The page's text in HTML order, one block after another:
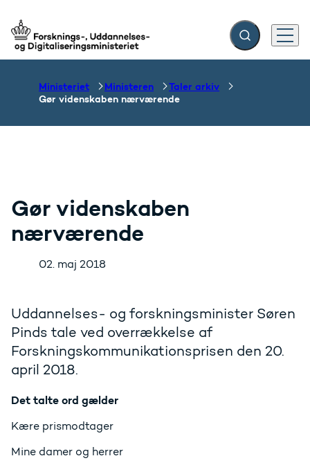
Gå til forsiden Fold søgefelt ud
Menu
Ministeriet Ministeren
Taler arkiv
Gør videnskaben nærværende
Gør videnskaben
nærværende
02. maj 2018
Uddannelses- og forskningsminister Søren
Pinds tale ved overrækkelse af
Forskningskommunikationsprisen den 20.
april 2018.
Det talte ord gælder
Kære prismodtager
Mine damer og herrer